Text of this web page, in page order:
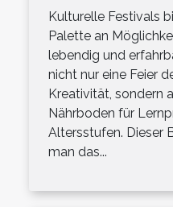
Kulturelle Festivals
Palette an
lebendig und
nicht nur eine Feier
Kreativität, sondern
Nährboden für
Altersstufen. Dieser
man das...